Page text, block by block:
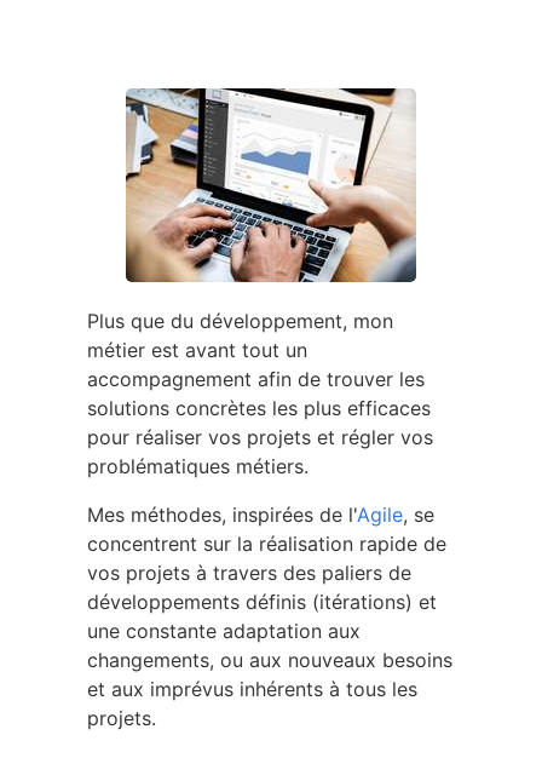
Plus que du développement, mon
métier est avant tout un
accompagnement afin de trouver les
solutions concrètes les plus efficaces
pour réaliser vos projets et régler vos
problématiques métiers.
Mes méthodes, inspirées de l'Agile, se
concentrent sur la réalisation rapide de
vos projets à travers des paliers de
développements définis (itérations) et
une constante adaptation aux
changements, ou aux nouveaux besoins
et aux imprévus inhérents à tous les
projets.